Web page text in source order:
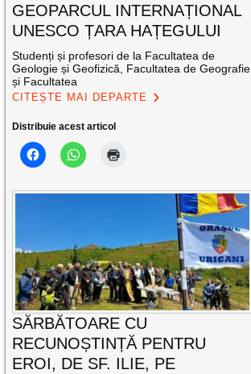
GEOPARCUL INTERNAȚIONAL
UNESCO ȚARA HAȚEGULUI
Studenți și profesori de la Facultatea de
Geologie și Geofizică, Facultatea de Geografie
și Facultatea
CITEȘTE MAI DEPARTE
Distribuie acest articol
SĂRBĂTOARE CU
RECUNOȘTINȚĂ PENTRU
EROI, DE SF. ILIE, PE